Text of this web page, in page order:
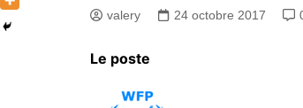
valery 24 octobre 2017
Le poste